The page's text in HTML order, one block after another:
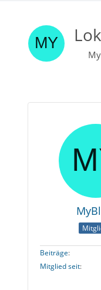
Beiträge
Mitglied seit